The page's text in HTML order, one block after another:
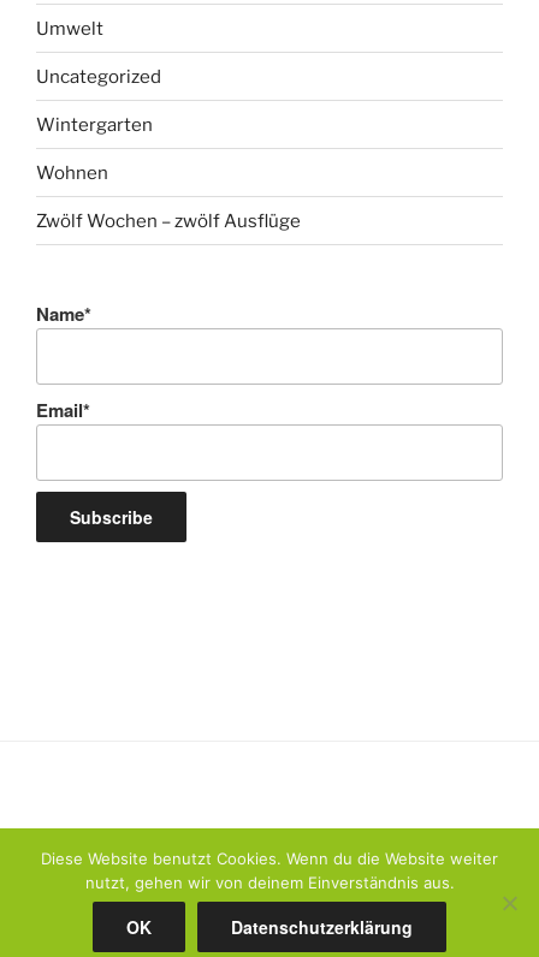
Umwelt
Uncategorized
Wintergarten
Wohnen
Zwölf Wochen – zwölf Ausflüge
Name*
Email*
Datenschutzerklärung Stolz präsentiert von WordPress
Diese Website benutzt Cookies. Wenn du die Website weiter
nutzt, gehen wir von deinem Einverständnis aus.
OK Datenschutzerklärung